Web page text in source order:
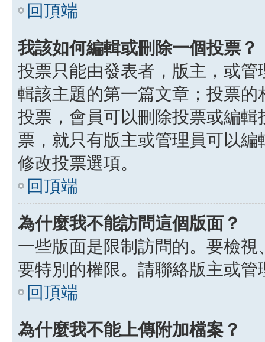
回頂端
我該如何編輯或刪除一個投票？
投票只能由發表者，版主，或
輯該主題的第一篇文章；投票
投票，會員可以刪除投票或編
票，就只有版主或管理員可以
修改投票選項。
回頂端
為什麼我不能訪問這個版面？
一些版面是限制訪問的。要檢
要特別的權限。請聯絡版主或管
回頂端
為什麼我不能上傳附加檔案？